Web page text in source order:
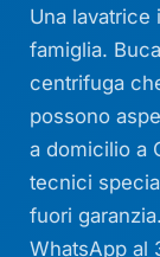
Una lavatrice
famiglia.
centrifuga
possono
a domicilio a
tecnici
fuori
WhatsApp al